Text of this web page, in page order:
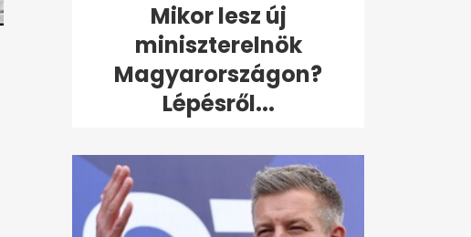
Mikor lesz új
miniszterelnök
Magyarországon?
Lépésről...